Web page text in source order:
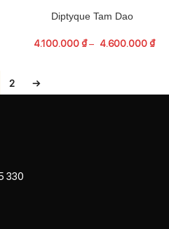
Diptyque Tam Dao
4.100.000 ₫ – 4.600.000 ₫
2 →
330